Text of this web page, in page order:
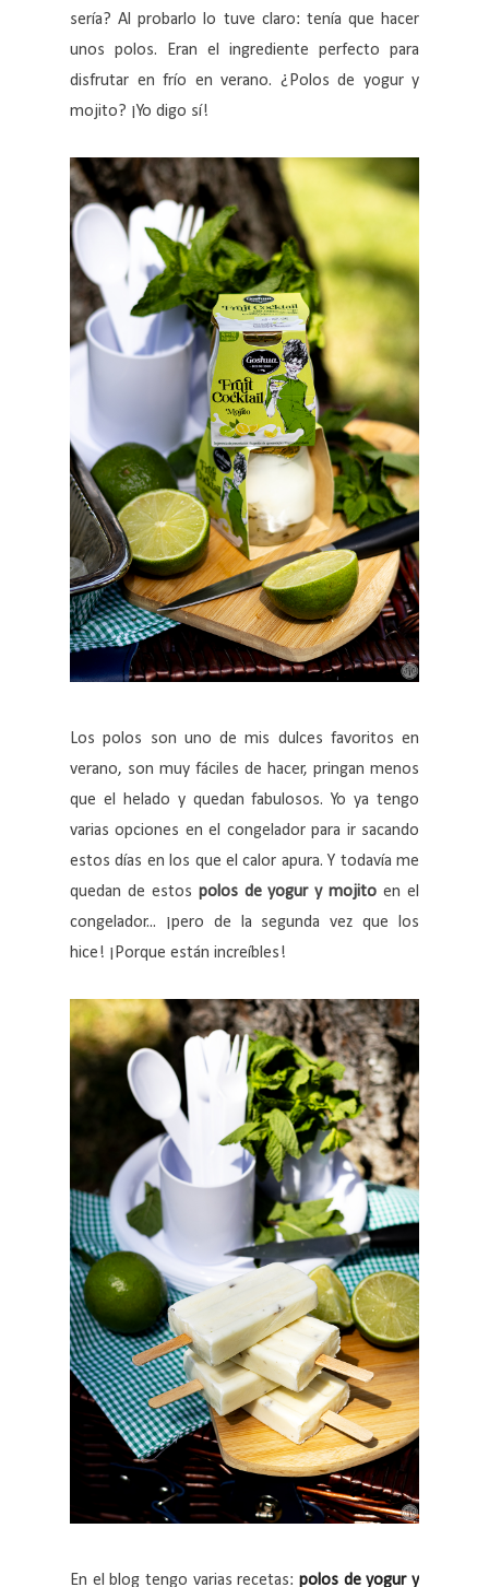
sería? Al probarlo lo tuve claro: tenía que hacer
unos polos. Eran el ingrediente perfecto para
disfrutar en frío en verano. ¿Polos de yogur y
mojito? ¡Yo digo sí!
Los polos son uno de mis dulces favoritos en
verano, son muy fáciles de hacer, pringan menos
que el helado y quedan fabulosos. Yo ya tengo
varias opciones en el congelador para ir sacando
estos días en los que el calor apura. Y todavía me
quedan de estos polos de yogur y mojito en el
congelador... ¡pero de la segunda vez que los
hice! ¡Porque están increíbles!
En el blog tengo varias recetas: polos de yogur y